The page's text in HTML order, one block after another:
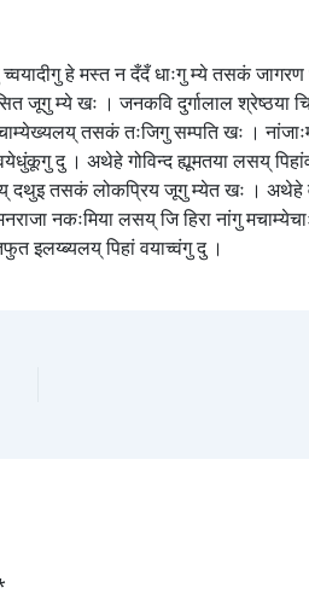
हे मस्त न दँदँ धाःगु म्ये तसकं
म्ये खः । जनकवि दुर्गालाल श्रेष्ठया
तसकं तःजिगु सम्पति खः । नांजाःम्ह
दु । अथेहे गोविन्द ह्यूमतया लसय्
दथुइ तसकं लोकप्रिय जूगु म्येत खः ।
नकःमिया लसय् जि हिरा नांगु
इलय्ब्यलय् पिहां वयाच्वंगु दु ।